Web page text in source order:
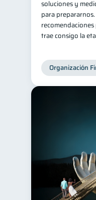
soluciones y
para
trae consigo la
Organización